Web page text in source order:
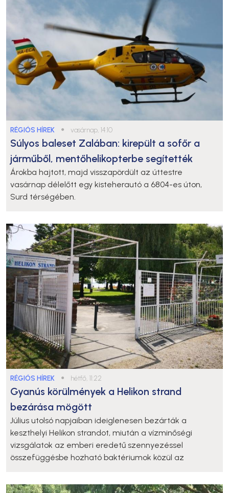
RÉGIÓS HÍREK ● vasárnap, 14:10
Súlyos baleset Zalában: kirepült a sofőr a
járműből, mentőhelikopterbe segítették
Árokba hajtott, majd visszapördült az úttestre
vasárnap délelőtt egy kisteherautó a 6804-es úton,
Surd térségében.
RÉGIÓS HÍREK ● hétfő, 11:22
Gyanús körülmények a Helikon strand
bezárása mögött
Július utolsó napjaiban ideiglenesen bezárták a
keszthelyi Helikon strandot, miután a vízminőségi
vizsgálatok az emberi eredetű szennyezéssel
összefüggésbe hozható baktériumok közül az